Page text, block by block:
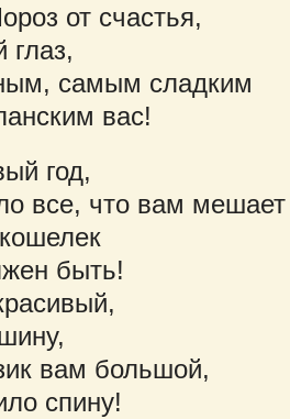
от счастья,
самым сладким
вас!
год,
все, что вам
быть!
вам большой,
спину!